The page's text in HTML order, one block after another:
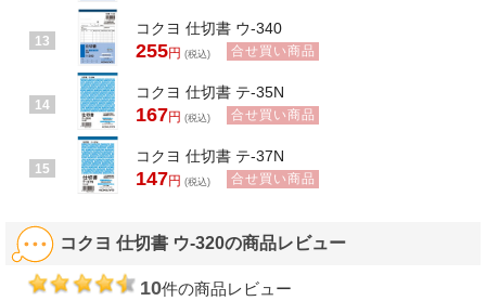
13
コクヨ 仕切書 ウ-340
255円 (税込) 合せ買い商品
14
コクヨ 仕切書 テ-35N
167円 (税込) 合せ買い商品
15
コクヨ 仕切書 テ-37N
147円 (税込) 合せ買い商品
コクヨ 仕切書 ウ-320の商品レビュー
10件の商品レビュー